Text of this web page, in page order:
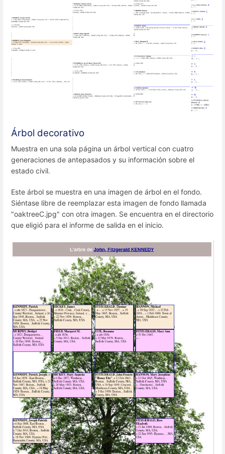
Árbol decorativo
Muestra en una sola página un árbol vertical con cuatro
generaciones de antepasados y su información sobre el
estado civil.
Este árbol se muestra en una imagen de árbol en el fondo.
Siéntase libre de reemplazar esta imagen de fondo llamada
"oaktreeC.jpg" con otra imagen. Se encuentra en el directorio
que eligió para el informe de salida en el inicio.